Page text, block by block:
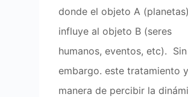
donde el objeto A (planetas)
influye al objeto B (seres
humanos, eventos, etc). Sin
embargo. este tratamiento y
manera de percibir la